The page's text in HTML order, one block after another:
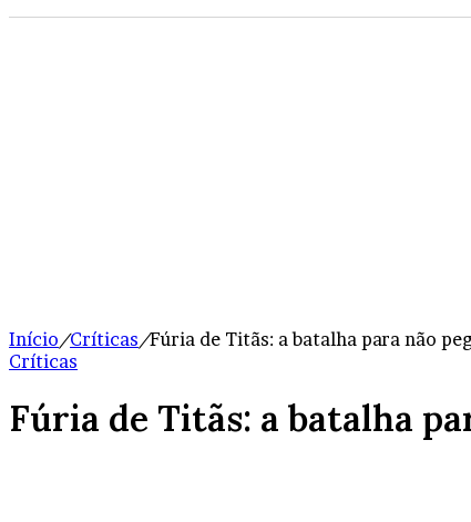
Início/Críticas/Fúria de Titãs: a batalha para não
Críticas
Fúria de Titãs: a batalha